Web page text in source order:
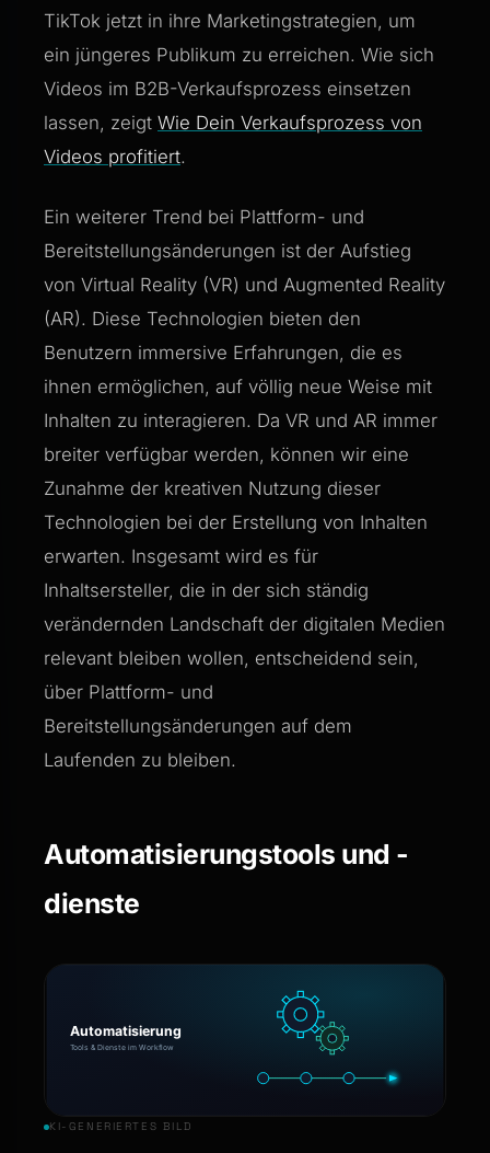
TikTok jetzt in ihre Marketingstrategien, um
ein jüngeres Publikum zu erreichen. Wie sich
Videos im B2B-Verkaufsprozess einsetzen
lassen, zeigt Wie Dein Verkaufsprozess von
Videos profitiert.
Ein weiterer Trend bei Plattform- und
Bereitstellungsänderungen ist der Aufstieg
von Virtual Reality (VR) und Augmented Reality
(AR). Diese Technologien bieten den
Benutzern immersive Erfahrungen, die es
ihnen ermöglichen, auf völlig neue Weise mit
Inhalten zu interagieren. Da VR und AR immer
breiter verfügbar werden, können wir eine
Zunahme der kreativen Nutzung dieser
Technologien bei der Erstellung von Inhalten
erwarten. Insgesamt wird es für
Inhaltsersteller, die in der sich ständig
verändernden Landschaft der digitalen Medien
relevant bleiben wollen, entscheidend sein,
über Plattform- und
Bereitstellungsänderungen auf dem
Laufenden zu bleiben.
Automatisierungstools und -
dienste
KI-GENERIERTES BILD